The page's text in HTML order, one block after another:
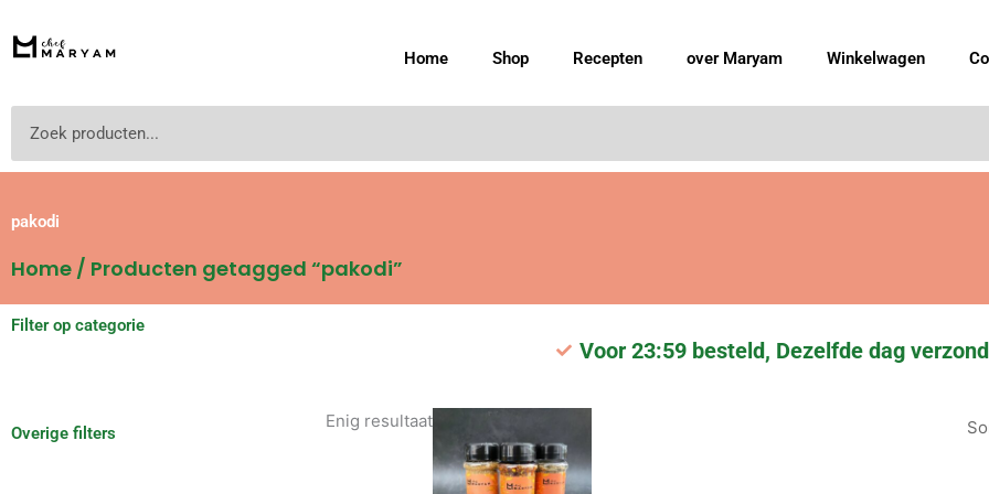
naar
de
Home Shop Recepten over Maryam Winkelwagen
pakodi
Home / Producten getagged “pakodi”
Filter op categorie
Overige filters
Voor 23:59 besteld, Dezelfde dag
Enig resultaat